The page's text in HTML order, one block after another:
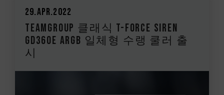
29.Apr.2022
TEAMGROUP 클래식 T-FORCE SIREN
GD360E ARGB 일체형 수랭 쿨러 출
시